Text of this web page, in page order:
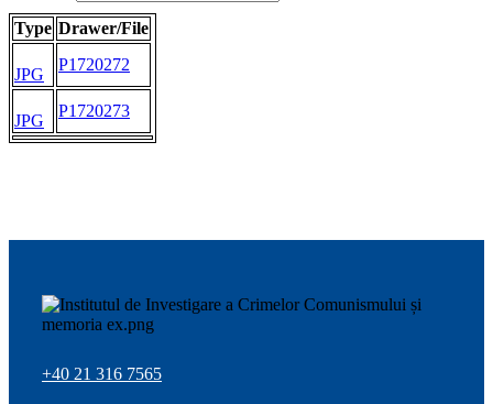
Type Drawer/File
JPG
P1720272
JPG
P1720273
+40 21 316 7565